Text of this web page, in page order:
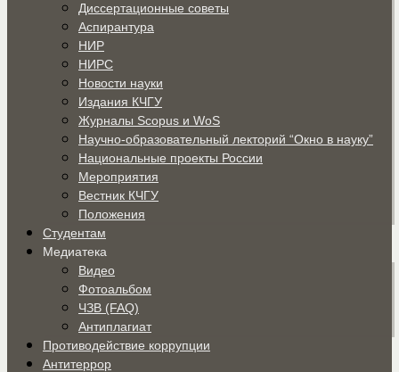
Диссертационные советы
Аспирантура
НИР
НИРС
Новости науки
Издания КЧГУ
Журналы Scopus и WoS
Научно-образовательный лекторий “Окно в науку”
Национальные проекты России
Мероприятия
Вестник КЧГУ
Положения
Студентам
Медиатека
Видео
Фотоальбом
ЧЗВ (FAQ)
Антиплагиат
Противодействие коррупции
Антитеррор